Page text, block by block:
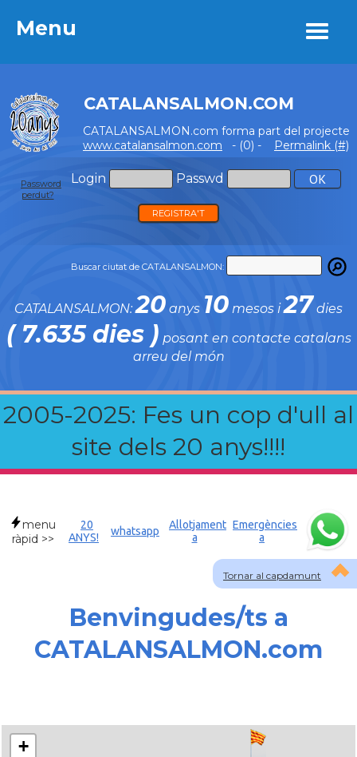
Menu
CATALANSALMON.COM
CATALANSALMON.com forma part del projecte
www.catalansalmon.com - (0) - Permalink (#)
Login Passwd
Password
perdut?
REGISTRA'T
Buscar ciutat de CATALANSALMON:
CATALANSALMON:20 anys 10 mesos i27 dies
( 7.635 dies ) posant en contacte catalans
arreu del món
2005-2025: Fes un cop d'ull al
site dels 20 anys!!!!
Menu
Tornar al capdamunt
menu
ràpid >>
20
ANYS!
whatsapp
Allotjament
a
Emergències
a
Benvingudes/ts a
CATALANSALMON.com
+